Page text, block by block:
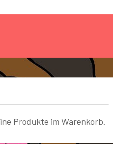
Produkte im Warenkorb.